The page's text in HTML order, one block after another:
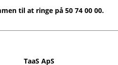
til at ringe på 50 74 00 00.
TaaS ApS